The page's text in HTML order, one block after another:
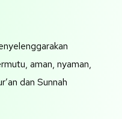
aman, nyaman,
dan Sunnah